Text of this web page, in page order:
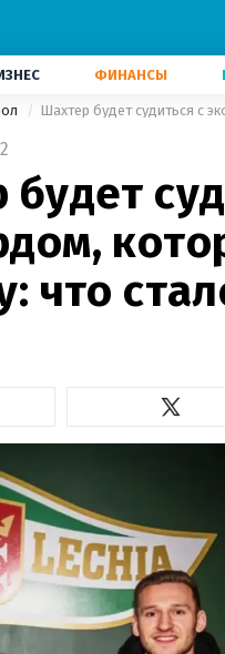
ФИНАНСЫ
2
что